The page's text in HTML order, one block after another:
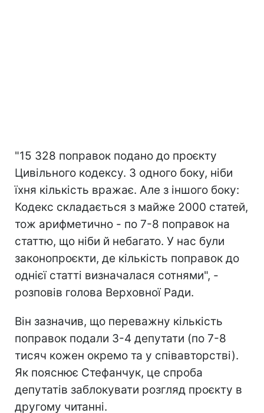
"15 328 поправок подано до проєкту
Цивільного кодексу. З одного боку, ніби
їхня кількість вражає. Але з іншого боку:
Кодекс складається з майже 2000 статей,
тож арифметично - по 7-8 поправок на
статтю, що ніби й небагато. У нас були
законопроєкти, де кількість поправок до
однієї статті визначалася сотнями", -
розповів голова Верховної Ради.
Він зазначив, що переважну кількість
поправок подали 3-4 депутати (по 7-8
тисяч кожен окремо та у співавторстві).
Як пояснює Стефанчук, це спроба
депутатів заблокувати розгляд проєкту в
другому читанні.